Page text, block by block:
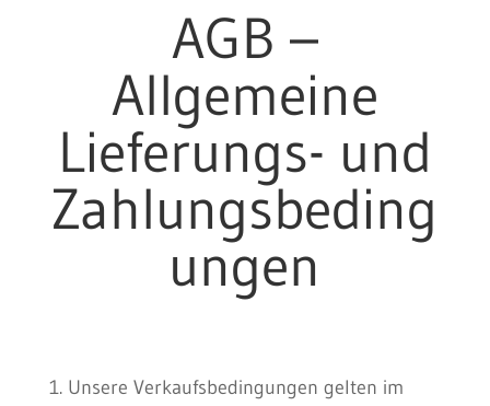
AGB –
Allgemeine
Lieferungs- und
Zahlungsbeding
ungen
1. Unsere Verkaufsbedingungen gelten im